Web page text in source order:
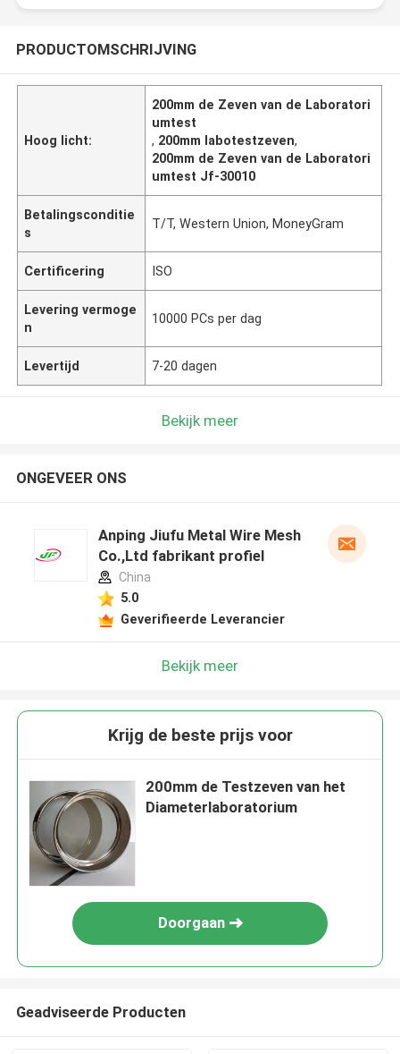
PRODUCTOMSCHRIJVING
Hoog licht:
200mm de Zeven van de Laboratori
umtest
, 200mm labotestzeven,
200mm de Zeven van de Laboratori
umtest Jf-30010
Betalingsconditie
s
T/T, Western Union, MoneyGram
Certificering ISO
Levering vermoge
n
10000 PCs per dag
Levertijd 7-20 dagen
Bekijk meer
ONGEVEER ONS
Anping Jiufu Metal Wire Mesh
Co.,Ltd fabrikant profiel
China
5.0
Geverifieerde Leverancier
Bekijk meer
Krijg de beste prijs voor
200mm de Testzeven van het
Diameterlaboratorium
Doorgaan
Geadviseerde Producten